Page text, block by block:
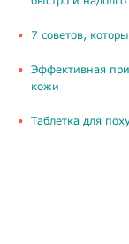
​7 советов,
​Эффективная
кожи
Таблетка для